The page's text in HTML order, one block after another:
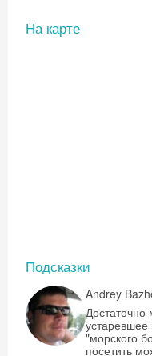
На карте
Подсказки
Andrey
Достаточно
"морского
посетить